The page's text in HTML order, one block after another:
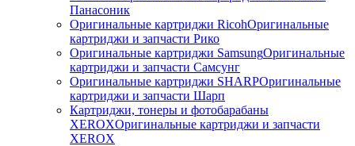
Панасоник
Оригинальные картриджи RicohОригинальные
картриджи и запчасти Рико
Оригинальные картриджи SamsungОригинальные
картриджи и запчасти Самсунг
Оригинальные картриджи SHARPОригинальные
картриджи и запчасти Шарп
Картриджи, тонеры и фотобарабаны
XEROXОригинальные картриджи и запчасти
XEROX